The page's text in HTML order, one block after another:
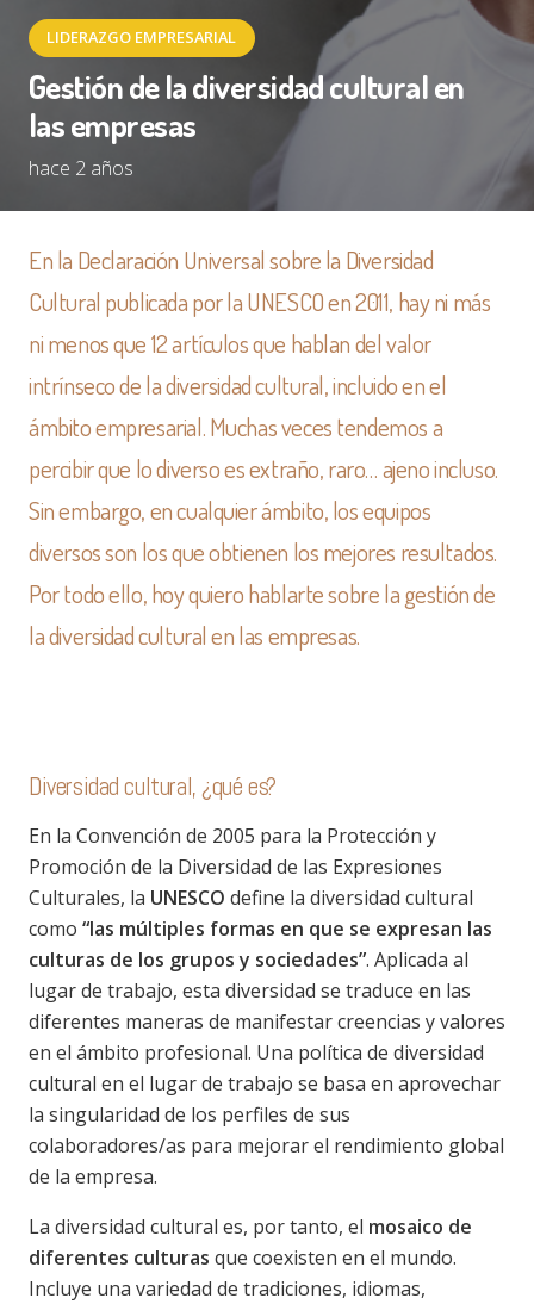
LIDERAZGO EMPRESARIAL
Gestión de la diversidad cultural en
las empresas
hace 2 años
En la Declaración Universal sobre la Diversidad
Cultural publicada por la UNESCO en 2011, hay ni más
ni menos que 12 artículos que hablan del valor
intrínseco de la diversidad cultural, incluido en el
ámbito empresarial. Muchas veces tendemos a
percibir que lo diverso es extraño, raro… ajeno incluso.
Sin embargo, en cualquier ámbito, los equipos
diversos son los que obtienen los mejores resultados.
Por todo ello, hoy quiero hablarte sobre la gestión de
la diversidad cultural en las empresas.
Diversidad cultural, ¿qué es?
En la Convención de 2005 para la Protección y
Promoción de la Diversidad de las Expresiones
Culturales, la UNESCO define la diversidad cultural
como “las múltiples formas en que se expresan las
culturas de los grupos y sociedades”. Aplicada al
lugar de trabajo, esta diversidad se traduce en las
diferentes maneras de manifestar creencias y valores
en el ámbito profesional. Una política de diversidad
cultural en el lugar de trabajo se basa en aprovechar
la singularidad de los perfiles de sus
colaboradores/as para mejorar el rendimiento global
de la empresa.
La diversidad cultural es, por tanto, el mosaico de
diferentes culturas que coexisten en el mundo.
Incluye una variedad de tradiciones, idiomas,